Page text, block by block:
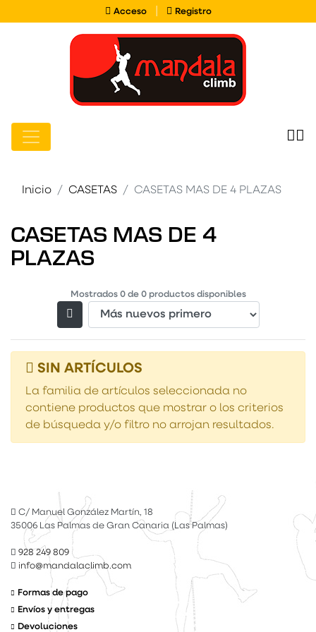
Acceso
Acceso Registro
Registro
Inicio CASETAS CASETAS MAS DE 4 PLAZAS
CASETAS MAS DE 4
PLAZAS
Mostrados 0 de 0 productos disponibles
Filtrar productos
SIN ARTÍCULOS
La familia de artículos seleccionada no
contiene productos que mostrar o los criterios
de búsqueda y/o filtro no arrojan resultados.
C/ Manuel González Martín, 18
35006 Las Palmas de Gran Canaria (Las Palmas)
928 249 809
info@mandalaclimb.com
Formas de pago
Envíos y entregas
Devoluciones